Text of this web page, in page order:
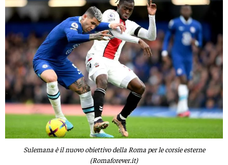
Sulemana è il nuovo obiettivo della Roma per le corsie esterne
(Romaforever.it)